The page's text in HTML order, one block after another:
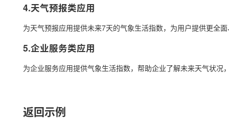
4.天气预报类应用
为天气预报应用提供未来7天的气象生活指数，为用户提供更全
5.企业服务类应用
为企业服务应用提供气象生活指数，帮助企业了解未来天气状
返回示例